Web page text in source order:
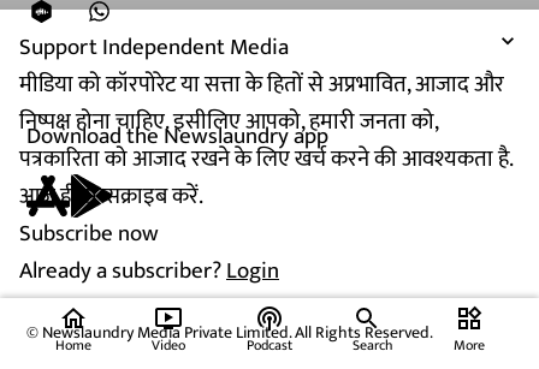
Support Independent Media
मीडिया को कॉरपोरेट या सत्ता के हितों से अप्रभावित, आजाद और
निष्पक्ष होना चाहिए. इसीलिए आपको, हमारी जनता को,
पत्रकारिता को आजाद रखने के लिए खर्च करने की आवश्यकता है.
आज ही सब्सक्राइब करें.
Subscribe now
Already a subscriber?Login
Download the Newslaundry app
© Newslaundry Media Private Limited. All Rights Reserved.
home
Home
ondemand_video
Video
podcasts
Podcast Search
widgets
More